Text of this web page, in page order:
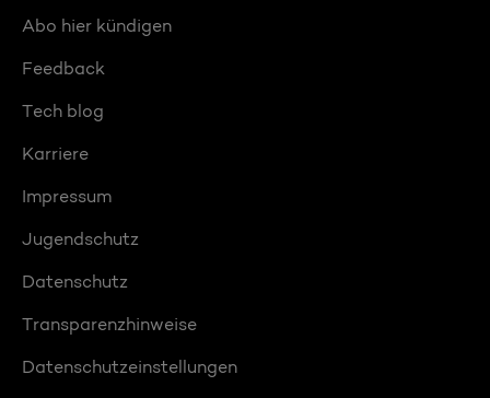
Abo hier kündigen
Feedback
Tech blog
Karriere
Impressum
Jugendschutz
Datenschutz
Transparenzhinweise
Datenschutzeinstellungen